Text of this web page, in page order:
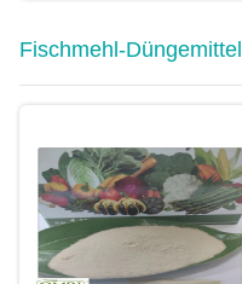
Fischmehl-Düngemittel